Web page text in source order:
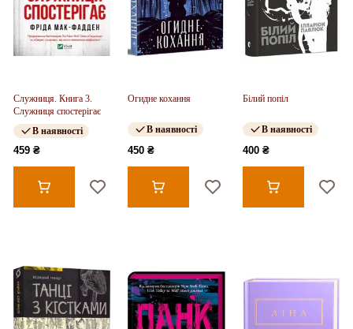
Служниця. Книга 3.
Служниця спостерігає
В наявності
459 ₴
Огидне кохання
В наявності
450 ₴
Білий попіл
В наявності
400 ₴